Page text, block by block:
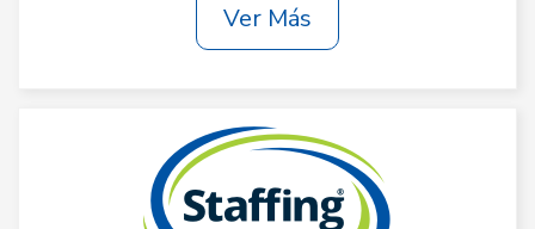
Ver Más